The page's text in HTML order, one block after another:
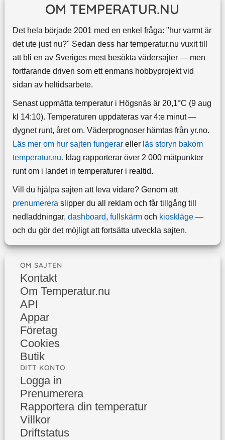
OM TEMPERATUR.NU
Det hela började 2001 med en enkel fråga: "hur varmt är
det ute just nu?" Sedan dess har temperatur.nu vuxit till
att bli en av Sveriges mest besökta vädersajter — men
fortfarande driven som ett enmans hobbyprojekt vid
sidan av heltidsarbete.
Senast uppmätta temperatur i Högsnäs är 20,1°C (9 aug
kl 14:10). Temperaturen uppdateras var 4:e minut —
dygnet runt, året om. Väderprognoser hämtas från yr.no.
Läs mer om hur sajten fungerareller läs storyn bakom
temperatur.nu. Idag rapporterar över 2 000 mätpunkter
runt om i landet in temperaturer i realtid.
Vill du hjälpa sajten att leva vidare? Genom att
prenumereraslipper du all reklam och får tillgång till
nedladdningar, dashboard, fullskärmoch kioskläge—
och du gör det möjligt att fortsätta utveckla sajten.
OM SAJTEN
Kontakt
Om Temperatur.nu
API
Appar
Företag
Cookies
Butik
DITT KONTO
Logga in
Prenumerera
Rapportera din temperatur
Villkor
Driftstatus